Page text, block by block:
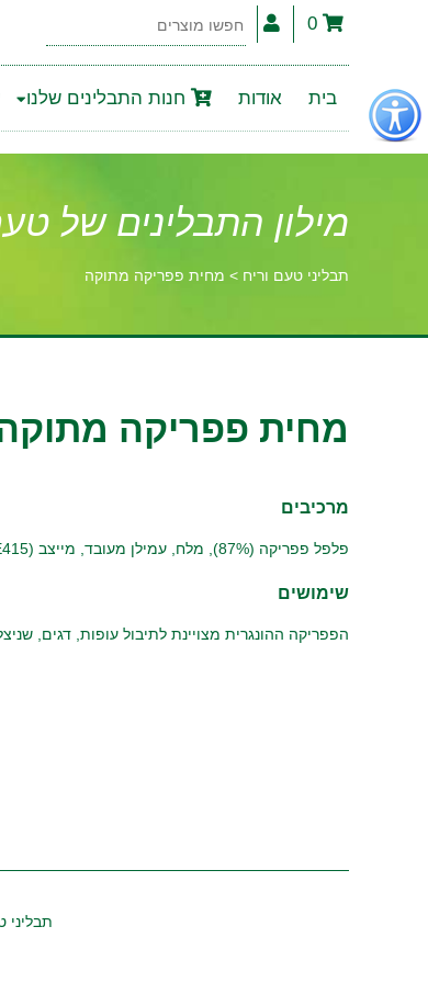
כפתור
לפתיחת
תפריט
נגישות
0 חפשו
בית אודות חנות התבלינים שלנו
מילון התבלינים של
תבליני טעם וריח > מחית פפריקה מתוקה
מחית פפריקה
מרכיבים
פלפל פפריקה (87%), מלח, עמילן מעובד, מייצב (E415), ח. מאכל (ח. לימון), ח. משמר (E202)
שימושים
הפפריקה ההונגרית מצויינת לתיבול עופות, דגים,
תבליני